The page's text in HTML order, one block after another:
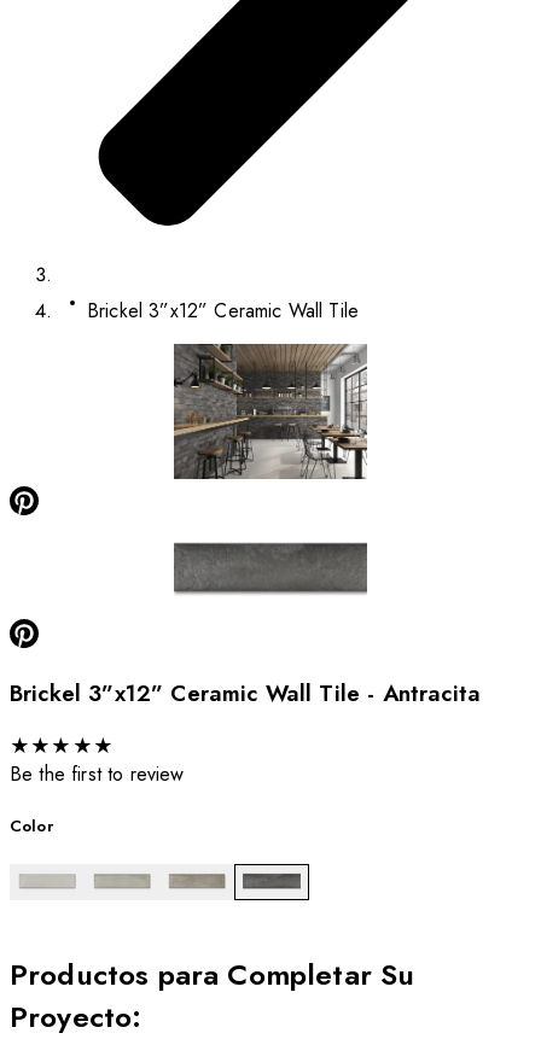
Brickel 3”x12” Ceramic Wall Tile
Brickel 3”x12” Ceramic Wall Tile - Antracita
★★★ ★★
Be the first to review
Color
Productos para Completar Su
Proyecto: